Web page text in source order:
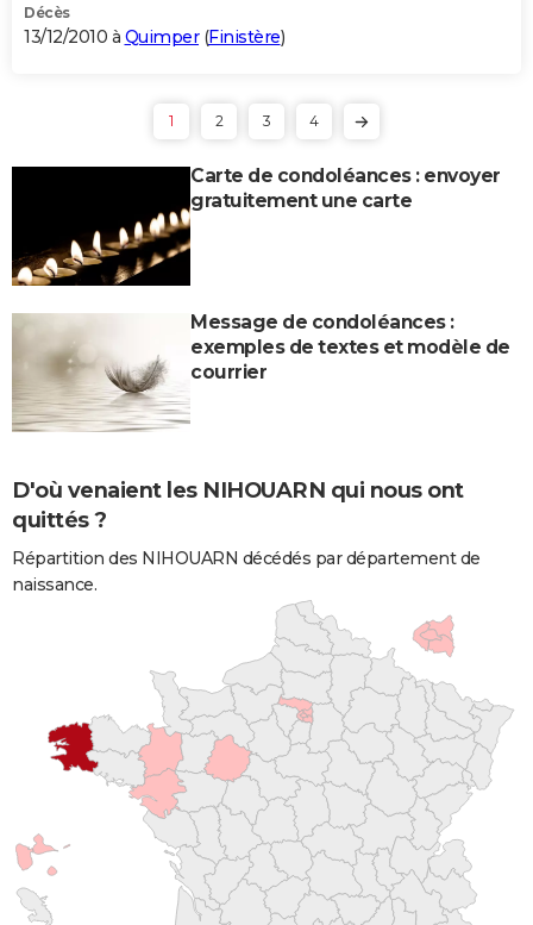
Décès
13/12/2010 à Quimper(Finistère)
1 2 3 4
Carte de condoléances : envoyer
gratuitement une carte
Message de condoléances :
exemples de textes et modèle de
courrier
D'où venaient les NIHOUARN qui nous ont
quittés ?
Répartition des NIHOUARN décédés par département de
naissance.